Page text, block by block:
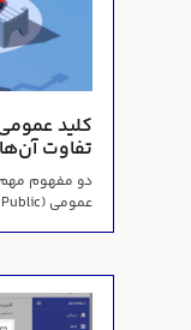
کلید
تفاوت آن‌ها
عمومی (Public